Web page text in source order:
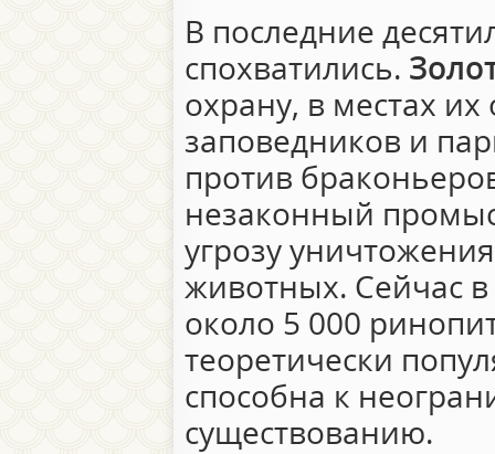
В последние
спохватились.
охрану, в местах
заповедников и
против
незаконный
угрозу
животных. Сейчас
около 5 000
теоретически
способна к
существованию.